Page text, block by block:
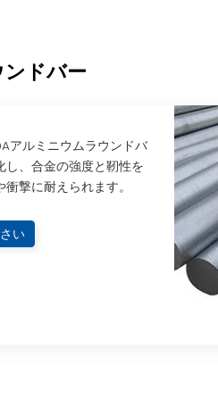
ンドバー
アルミニウムラウンドバ
、合金の強度と靭性を
撃に耐えられます。
い